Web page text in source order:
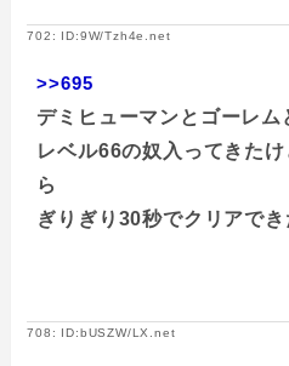
702: ID:9W/Tzh4e.net
>>695
デミヒューマンとゴーレム
レベル66の奴入ってきた
ら
ぎりぎり30秒でクリアでき
708: ID:bUSZW/LX.net